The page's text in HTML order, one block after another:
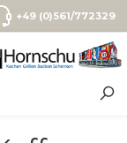
+49 (0)561/772329